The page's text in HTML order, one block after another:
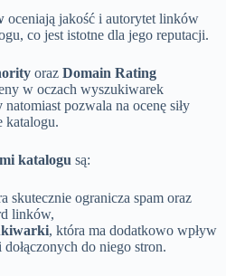
oceniają jakość i autorytet linków
co jest istotne dla jego reputacji.
oraz Domain Rating
w oczach wyszukiwarek
natomiast pozwala na ocenę siły
katalogu.
katalogu są:
skutecznie ogranicza spam oraz
linków,
, która ma dodatkowo wpływ
do niego stron.